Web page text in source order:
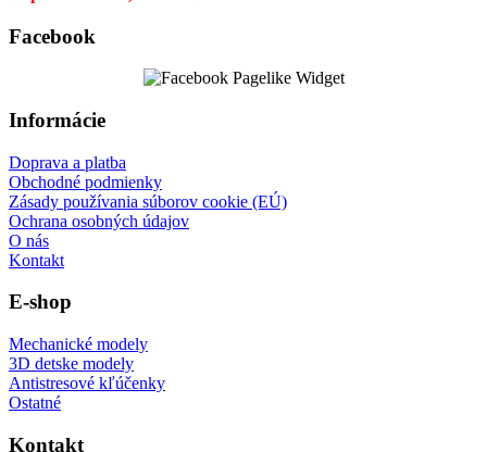
Facebook
Informácie
Doprava a platba
Obchodné podmienky
Zásady používania súborov cookie (EÚ)
Ochrana osobných údajov
O nás
Kontakt
E-shop
Mechanické modely
3D detske modely
Antistresové kľúčenky
Ostatné
Kontakt